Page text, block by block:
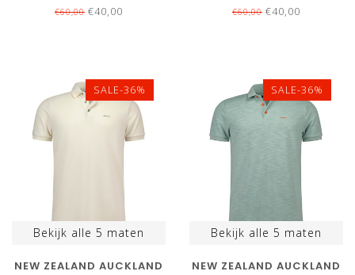
LIGHT SAGE DONKER
€60,00 €40,00
TIDE ROOD
€60,00 €40,00
SALE-36%
Bekijk alle 5 maten
NEW ZEALAND AUCKLAND
SALE-36%
Bekijk alle 5 maten
NEW ZEALAND AUCKLAND